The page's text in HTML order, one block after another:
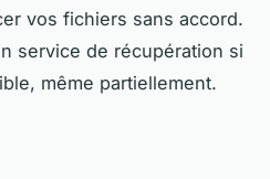
vos fichiers sans accord.
service de récupération si
même partiellement.